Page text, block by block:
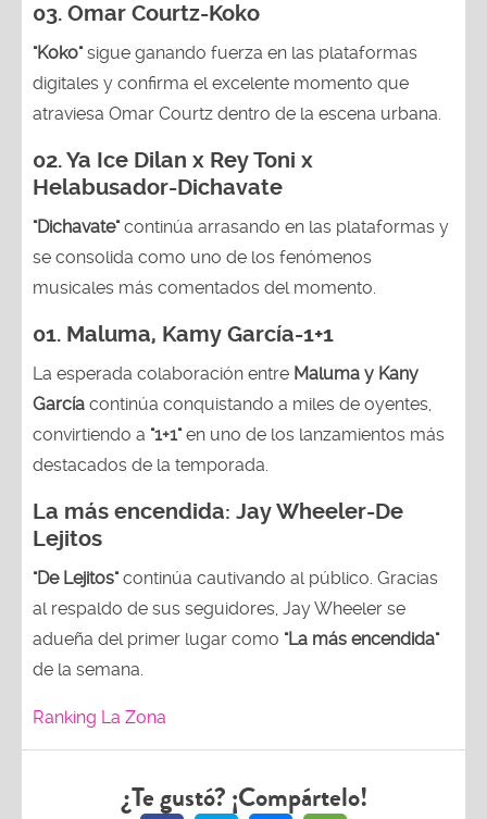
03. Omar Courtz-Koko
"Koko"sigue ganando fuerza en las plataformas
digitales y confirma el excelente momento que
atraviesa Omar Courtz dentro de la escena urbana.
02.Ya Ice Dilan x Rey Toni x
Helabusador-Dichavate
"Dichavate"continúa arrasando en las plataformas y
se consolida como uno de los fenómenos
musicales más comentados del momento.
01. Maluma, Kamy García-1+1
La esperada colaboración entre Maluma y Kany
García continúa conquistando a miles de oyentes,
convirtiendo a "1+1"en uno de los lanzamientos más
destacados de la temporada.
La más encendida: Jay Wheeler-De
Lejitos
"De Lejitos"continúa cautivando al público. Gracias
al respaldo de sus seguidores, Jay Wheeler se
adueña del primer lugar como "La más encendida"
de la semana.
Ranking La Zona
¿Te gustó? ¡Compártelo!